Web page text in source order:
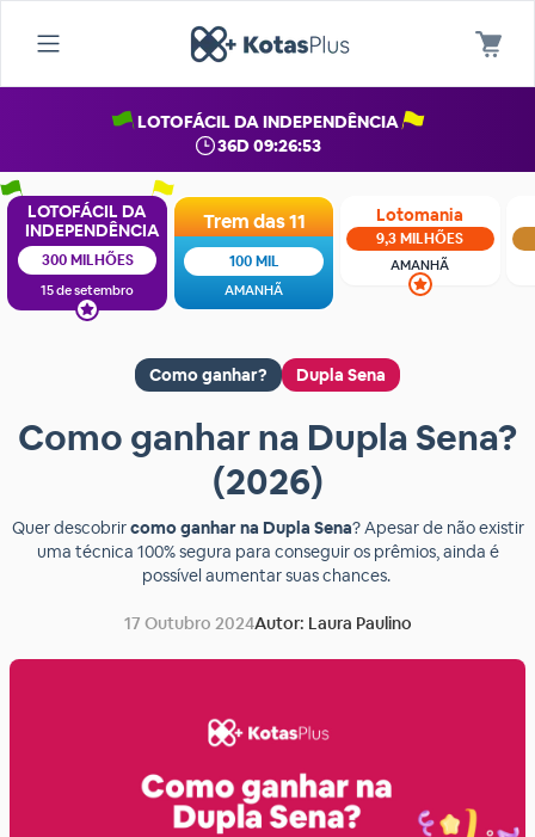
LOTOFÁCIL DA INDEPENDÊNCIA
36D 09:26:53
LOTOFÁCIL DA
INDEPENDÊNCIA
300 MILHÕES
15 de setembro
Trem das 11
100 MIL
AMANHÃ
Lotomania
9,3 MILHÕES
AMANHÃ
Como ganhar? Dupla Sena
Como ganhar na Dupla Sena?
(2026)
Quer descobrircomo ganhar na Dupla Sena? Apesar de não existir
uma técnica 100% segura para conseguir os prêmios, ainda é
possível aumentar suas chances.
17 Outubro 2024Autor: Laura Paulino